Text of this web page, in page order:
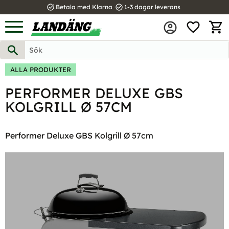
Meny
task_alt Betala med Klarna task_alt 1-3 dagar leverans
ALLA PRODUKTER
PERFORMER DELUXE GBS
KOLGRILL Ø 57CM
Performer Deluxe GBS Kolgrill Ø 57cm